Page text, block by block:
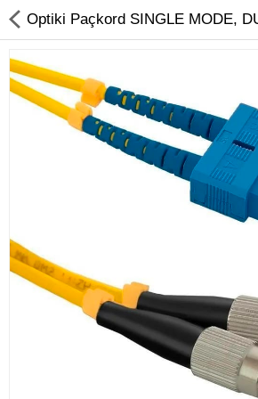
Kompýuter düzüjiler
Monitorlar
Kompýuter aksesuarlary